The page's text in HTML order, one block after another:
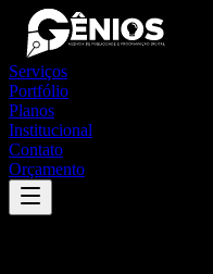
Serviços
Portfólio
Planos
Institucional
Contato
Orçamento